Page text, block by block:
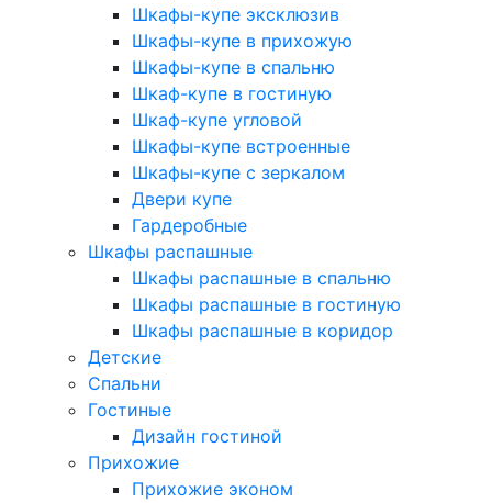
Шкафы-купе эксклюзив
Шкафы-купе в прихожую
Шкафы-купе в спальню
Шкаф-купе в гостиную
Шкаф-купе угловой
Шкафы-купе встроенные
Шкафы-купе с зеркалом
Двери купе
Гардеробные
Шкафы распашные
Шкафы распашные в спальню
Шкафы распашные в гостиную
Шкафы распашные в коридор
Детские
Спальни
Гостиные
Дизайн гостиной
Прихожие
Прихожие эконом